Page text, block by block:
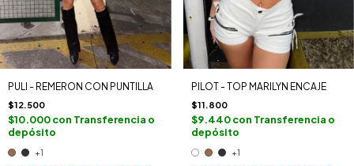
PULI - REMERON CON PUNTILLA
$12.500
$10.000con Transferencia o
depósito
+1
PILOT - TOP MARILYN ENCAJE
$11.800
$9.440con Transferencia o
depósito
+1